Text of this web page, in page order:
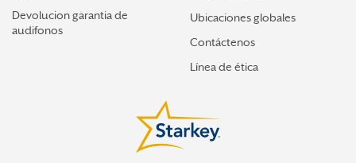
Devolucion garantia de
audifonos
Ubicaciones globales
Contáctenos
Línea de ética